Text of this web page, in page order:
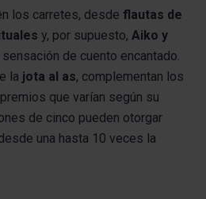
los carretes, desde flautas de
y, por supuesto, Aiko y
de cuento encantado.
la jota al as, complementan los
que varían según su
de cinco pueden otorgar
una hasta 10 veces la